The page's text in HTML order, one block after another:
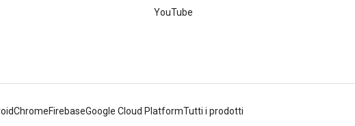
YouTube
ChromeFirebaseGoogle Cloud PlatformTutti i prodotti